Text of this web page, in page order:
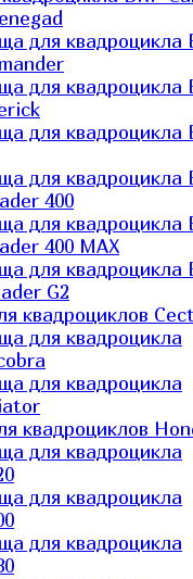
для квадроцикла
для квадроцикла
для квадроцикла
для квадроцикла
400
для квадроцикла
400 MAX
для квадроцикла
G2
квадроциклов
для квадроцикла
для квадроцикла
квадроциклов
для квадроцикла
для квадроцикла
для квадроцикла